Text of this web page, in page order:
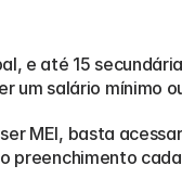
e até 15
salário mínimo
MEI, basta
preenchimento